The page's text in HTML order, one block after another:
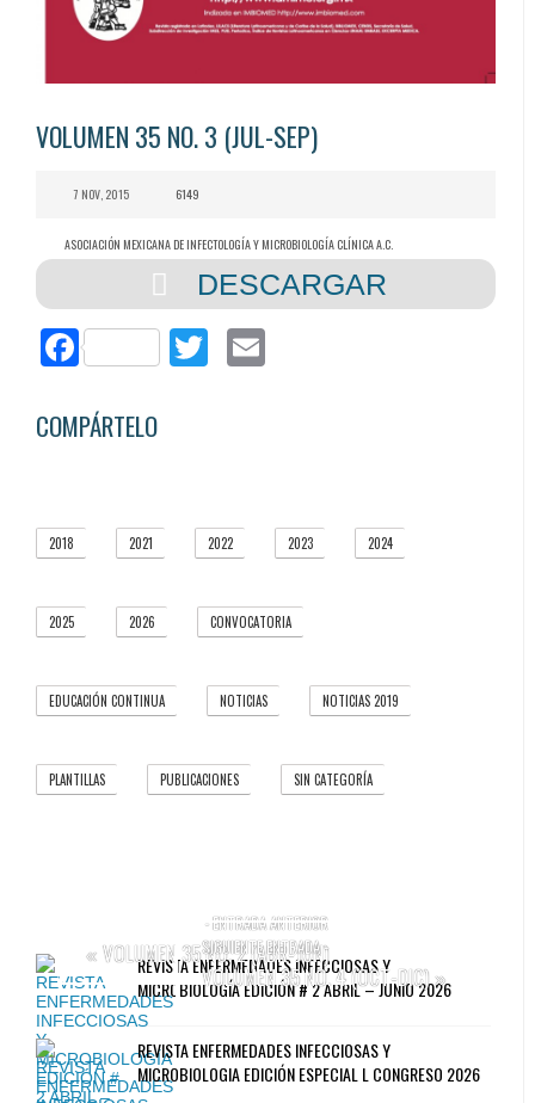
VOLUMEN 35 NO. 3 (JUL-SEP)
7 NOV, 2015 6149
ASOCIACIÓN MEXICANA DE INFECTOLOGÍA Y MICROBIOLOGÍA CLÍNICA A.C.
DESCARGAR
FacebookTwitter
COMPÁRTELO
2018 2021 2022 2023 2024
2025 2026 CONVOCATORIA
EDUCACIÓN CONTINUA NOTICIAS NOTICIAS 2019
PLANTILLAS PUBLICACIONES SIN CATEGORÍA
- ENTRADA ANTERIOR
« VOLUMEN 35 NO. 2 (ABR-JUN)
SIGUIENTE ENTRADA -
VOLUMEN 35 NO. 4 (OCT-DIC)»
REVISTA ENFERMEDADES INFECCIOSAS Y
MICROBIOLOGÍA EDICIÓN # 2 ABRIL – JUNIO 2026
REVISTA ENFERMEDADES INFECCIOSAS Y
MICROBIOLOGIA EDICIÓN ESPECIAL L CONGRESO 2026